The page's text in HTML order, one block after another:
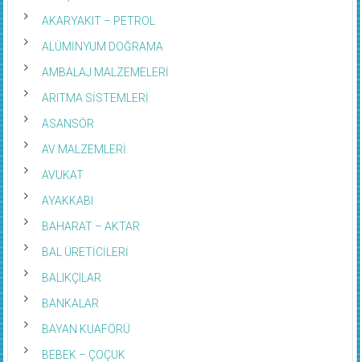
AKARYAKIT – PETROL
ALÜMİNYUM DOĞRAMA
AMBALAJ MALZEMELERİ
ARITMA SİSTEMLERİ
ASANSÖR
AV MALZEMLERİ
AVUKAT
AYAKKABI
BAHARAT – AKTAR
BAL ÜRETİCİLERİ
BALIKÇILAR
BANKALAR
BAYAN KUAFÖRÜ
BEBEK – ÇOÇUK